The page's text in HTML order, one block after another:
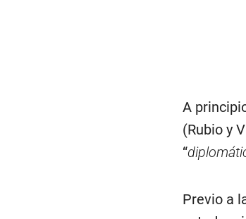
A
(Rubio y
“
Previo a